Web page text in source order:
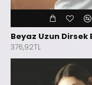
376,92TL